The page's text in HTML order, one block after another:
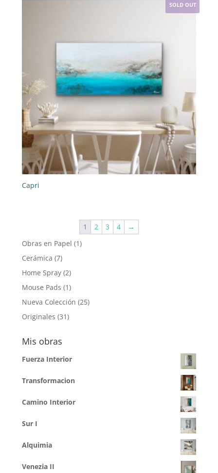
SOLD OUT
Capri
1 2 3 4
→
Obras en Papel 11
Cerámica 77
productos
Home Spray 22
productos
Mouse Pads 11
producto
Nueva Colección 2525
Originales 3131
Mis obras
Fuerza Interior
Transformacion
Camino Interior
Sur I
Alquimia
Venezia II